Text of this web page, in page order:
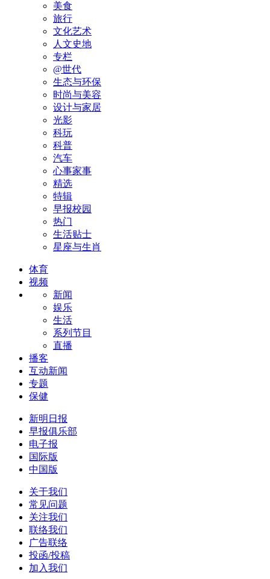
美食
旅行
文化艺术
人文史地
专栏
@世代
生态与环保
时尚与美容
设计与家居
光影
科玩
科普
汽车
心事家事
精选
特辑
早报校园
热门
生活贴士
星座与生肖
体育
视频
新闻
娱乐
生活
系列节目
直播
播客
互动新闻
专题
保健
新明日报
早报俱乐部
电子报
国际版
中国版
关于我们
常见问题
关注我们
联络我们
广告联络
投函/投稿
加入我们